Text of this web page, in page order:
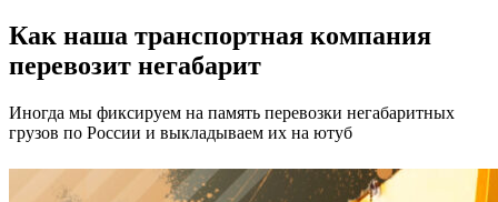
Как наша транспортная компания
перевозит негабарит
Иногда мы фиксируем на память перевозки негабаритных
грузов по России и выкладываем их на ютуб